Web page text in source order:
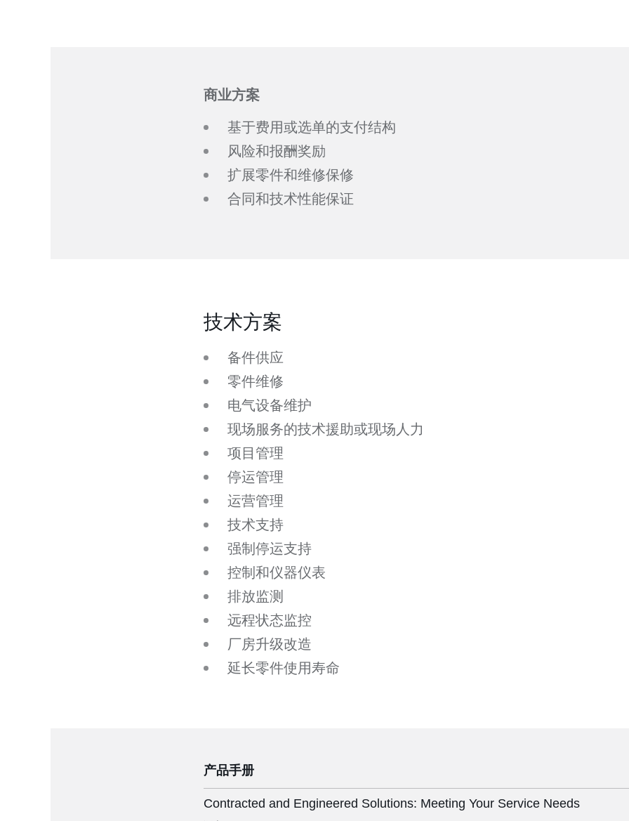
商业方案
基于费用或选单的支付结构
风险和报酬奖励
扩展零件和维修保修
合同和技术性能保证
技术方案
备件供应
零件维修
电气设备维护
现场服务的技术援助或现场人力
项目管理
停运管理
运营管理
技术支持
强制停运支持
控制和仪器仪表
排放监测
远程状态监控
厂房升级改造
延长零件使用寿命
产品手册
Contracted and Engineered Solutions: Meeting Your Service Needs